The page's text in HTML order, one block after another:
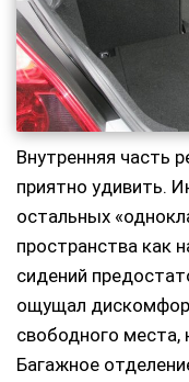
Внутренняя часть
приятно удивить.
остальных
пространства как
сидений
ощущал
свободного места,
Багажное